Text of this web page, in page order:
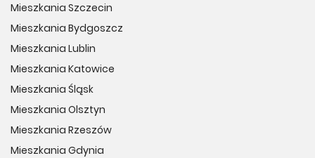
Mieszkania Szczecin
Mieszkania Bydgoszcz
Mieszkania Lublin
Mieszkania Katowice
Mieszkania Śląsk
Mieszkania Olsztyn
Mieszkania Rzeszów
Mieszkania Gdynia